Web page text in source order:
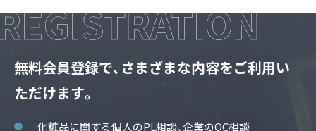
無料会員登録で、さまざまな内容をご利用い
ただけます。
化粧品に関する個人のPL相談、企業のQC相談